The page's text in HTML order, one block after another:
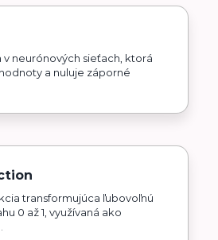
v neurónových sieťach, ktorá
a nuluje záporné
transformujúca ľubovoľnú
0 až 1, využívaná ako